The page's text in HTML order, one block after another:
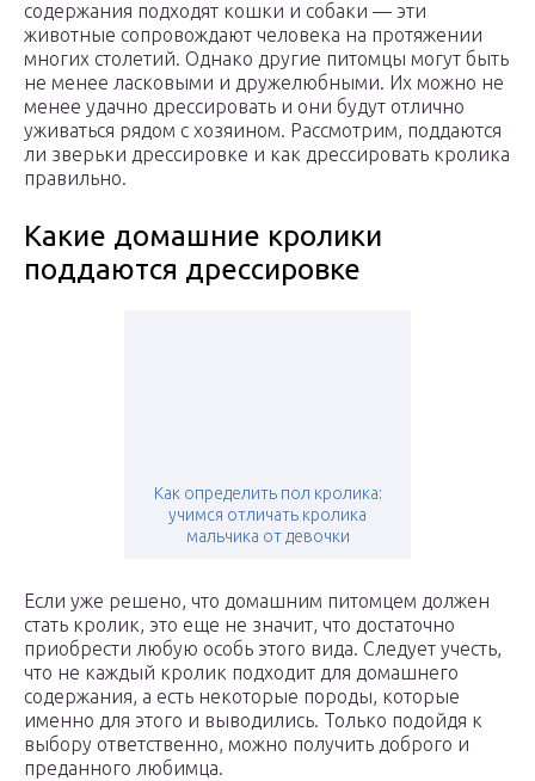
содержания подходят кошки и собаки — эти
животные сопровождают человека на протяжении
многих столетий. Однако другие питомцы могут быть
не менее ласковыми и дружелюбными. Их можно не
менее удачно дрессировать и они будут отлично
уживаться рядом с хозяином. Рассмотрим, поддаются
ли зверьки дрессировке и как дрессировать кролика
правильно.
Какие домашние кролики
поддаются дрессировке
Как определить пол кролика:
учимся отличать кролика
мальчика от девочки
Если уже решено, что домашним питомцем должен
стать кролик, это еще не значит, что достаточно
приобрести любую особь этого вида. Следует учесть,
что не каждый кролик подходит для домашнего
содержания, а есть некоторые породы, которые
именно для этого и выводились. Только подойдя к
выбору ответственно, можно получить доброго и
преданного любимца.